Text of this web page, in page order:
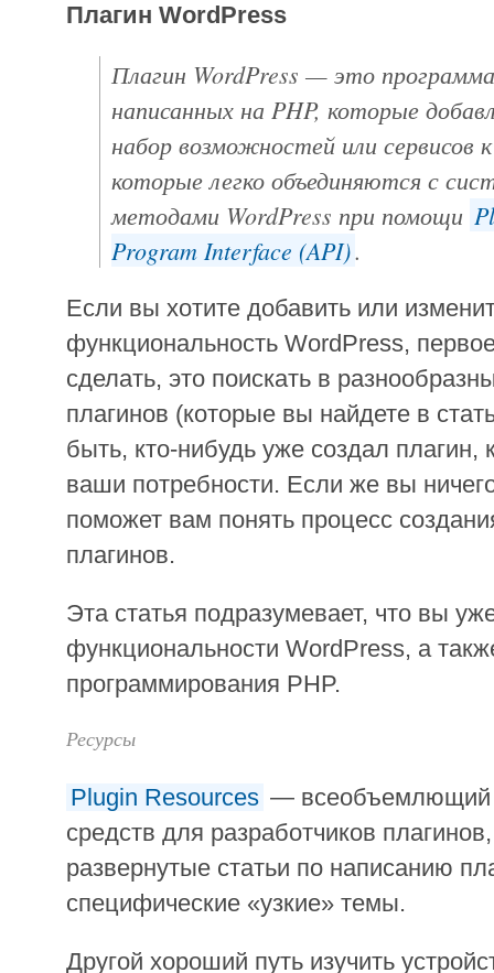
Плагин WordPress
Плагин WordPress — это
написанных на PHP, которые
набор возможностей или сервисов
которые легко объединяются с
методами WordPress при помощи
Program Interface (API).
Если вы хотите добавить или
функциональность WordPress,
сделать, это поискать в
плагинов (которые вы найдете в
быть, кто-нибудь уже создал плагин,
ваши потребности. Если же вы
поможет вам понять процесс
плагинов.
Эта статья подразумевает, что вы
функциональности WordPress, а
программирования PHP.
Ресурсы
Plugin Resources — всеобъемлющий
средств для разработчиков
развернутые статьи по написанию
специфические «узкие» темы.
Другой хороший путь изучить